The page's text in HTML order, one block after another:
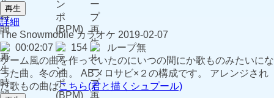
再生
詳細
The Snowmobile カラオケ 2019-02-07
00:02:07
154
ループ無
ゲーム風の曲を作っていたのにいつの間にか歌ものみたいにな
った曲。冬の曲。 ABメロサビ×２の構成です。 アレンジされ
た歌もの曲はこちら(君と描くシュプール)